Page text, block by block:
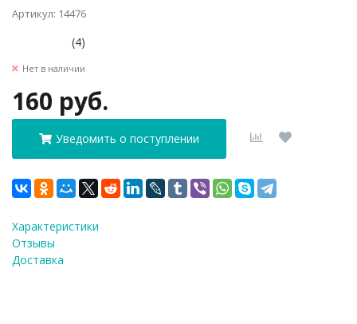
Артикул: 14476
(4)
Нет в наличии
160 руб.
Уведомить о поступлении
Характеристики
Отзывы
Доставка